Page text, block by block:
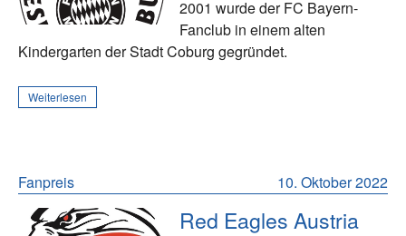
2001 wurde der FC Bayern-
Fanclub in einem alten
Kindergarten der Stadt Coburg gegründet.
Weiterlesen
10. Oktober 2022
Fanpreis
Red Eagles Austria